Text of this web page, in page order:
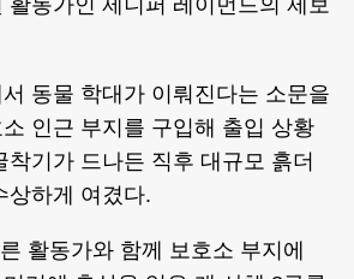
활동가인 제니퍼 레이먼드의 제보
동물 학대가 이뤄진다는 소문을
인근 부지를 구입해 출입 상황
착기가 드나든 직후 대규모 흙더
상하게 여겼다.
활동가와 함께 보호소 부지에